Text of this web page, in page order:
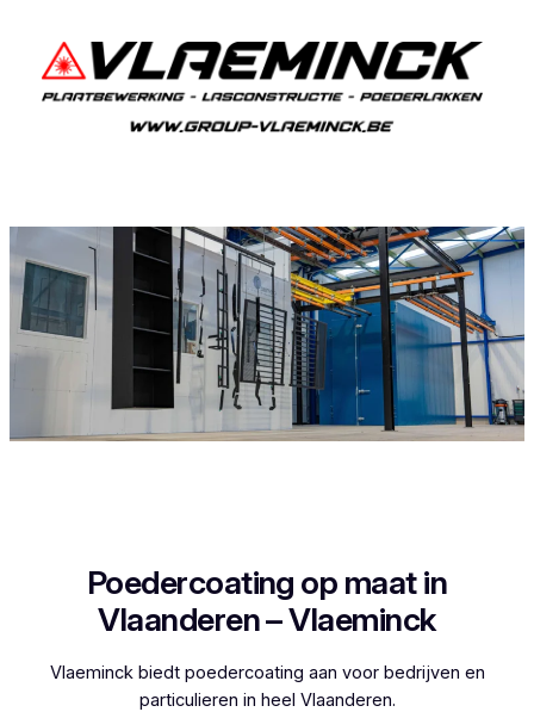
Poedercoating op maat in
Vlaanderen – Vlaeminck
Vlaeminck biedt poedercoating aan voor bedrijven en
particulieren in heel Vlaanderen.